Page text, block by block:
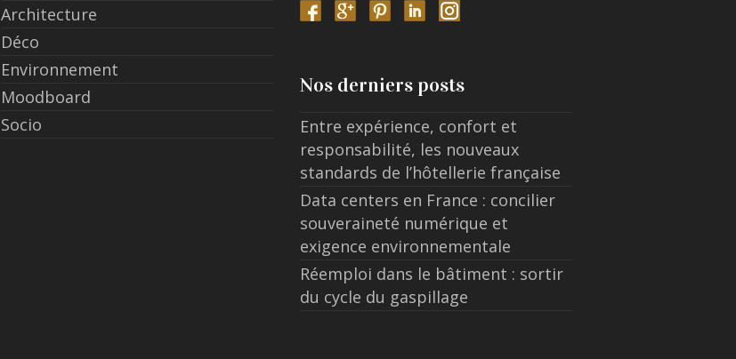
Architecture
Déco
Environnement
Moodboard
Socio
Nos derniers posts
Entre expérience, confort et
responsabilité, les nouveaux
standards de l’hôtellerie française
Data centers en France : concilier
souveraineté numérique et
exigence environnementale
Réemploi dans le bâtiment : sortir
du cycle du gaspillage